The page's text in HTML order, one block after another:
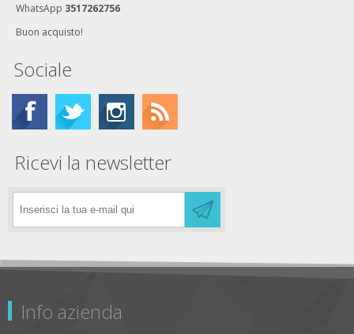
WhatsApp 3517262756
Buon acquisto!
Sociale
Ricevi la newsletter
Info azienda